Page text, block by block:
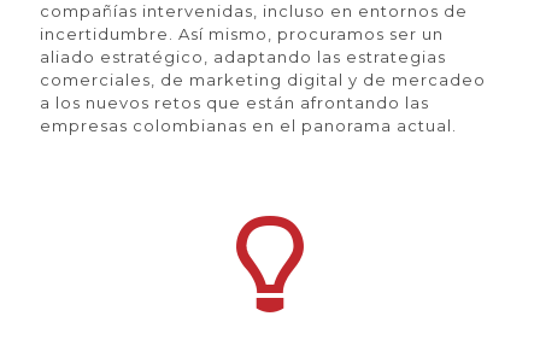
compañías intervenidas, incluso en entornos de
incertidumbre. Así mismo, procuramos ser un
aliado estratégico, adaptando las estrategias
comerciales, de marketing digital y de mercadeo
a los nuevos retos que están afrontando las
empresas colombianas en el panorama actual.